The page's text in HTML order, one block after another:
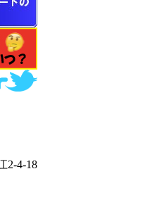
2-4-18